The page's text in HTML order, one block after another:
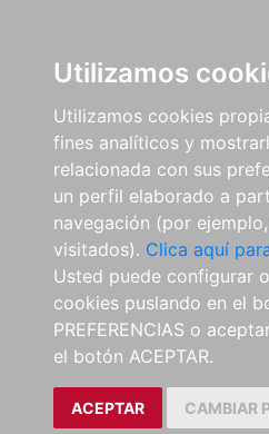
Utilizamos
Utilizamos cookies
fines analíticos y
relacionada con sus
un perfil elaborado a
navegación (por
visitados). Clica aquí
Usted puede configurar
cookies puslando en el
PREFERENCIAS o
el botón ACEPTAR.
ACEPTAR CAMBIAR